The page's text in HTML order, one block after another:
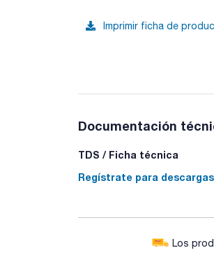
Imprimir ficha de
Documentación
TDS / Ficha técnica
Regístrate para descargas
Los